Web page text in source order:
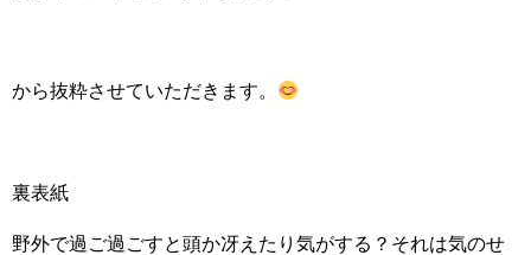
から抜粋させていただきます。
裏表紙
野外で過ご過ごすと頭か冴えたり気がする？それは気のせ